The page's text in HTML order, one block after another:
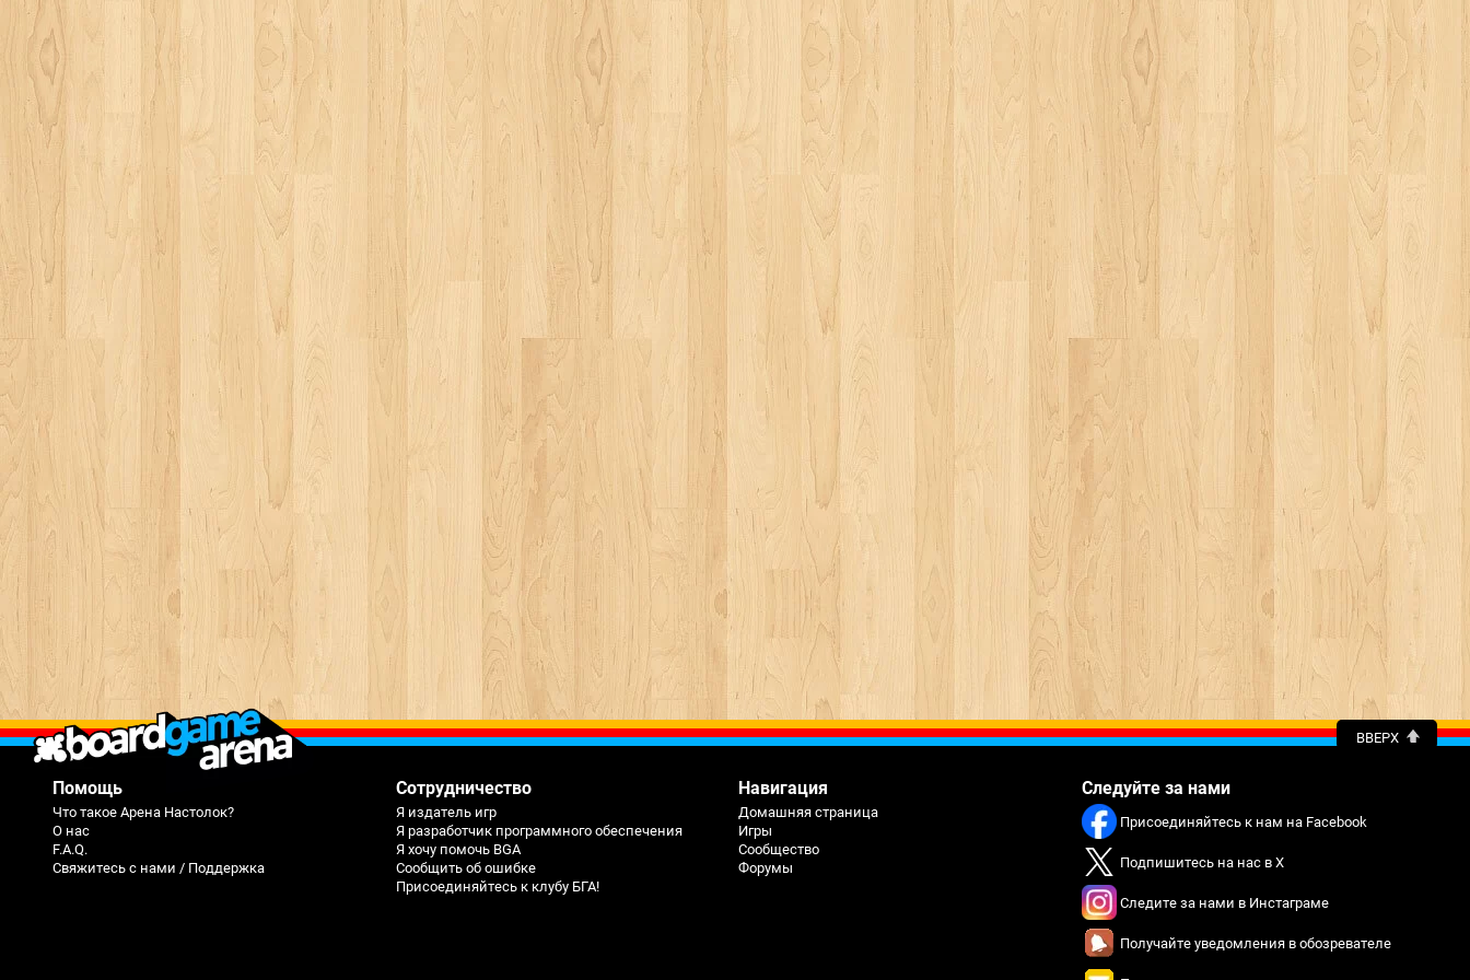
ВВЕРХ
Помощь
Что такое Арена Настолок?
О нас
F.A.Q.
Свяжитесь с нами / Поддержка
Сотрудничество
Я издатель игр
Я разработчик программного обеспечения
Я хочу помочь BGA
Сообщить об ошибке
Присоединяйтесь к клубу БГА!
Навигация
Домашняя страница
Игры
Сообщество
Форумы
Следуйте за нами
Присоединяйтесь к нам на Facebook
Подпишитесь на нас в X
Следите за нами в Инстаграме
Получайте уведомления в обозревателе